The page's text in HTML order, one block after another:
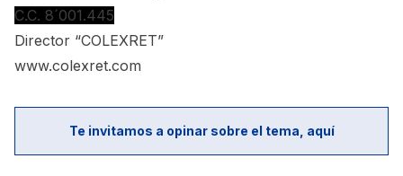
C.C. 8´001.445
Director “COLEXRET”
www.colexret.com
Te invitamos a opinar sobre el tema, aquí